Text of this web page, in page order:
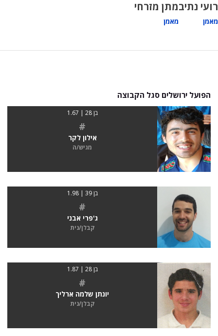
רועי נתיב
מאמן
מתן מזרחי
מאמן
הפועל ירושלים סגל הקבוצה
בן 28 | 1.67
#
אילון לקר
מגיש/ה
בן 39 | 1.98
#
ג'פרי אבני
קבלן/נית
בן 28 | 1.87
#
יונתן שלמה ארליך
קבלן/נית